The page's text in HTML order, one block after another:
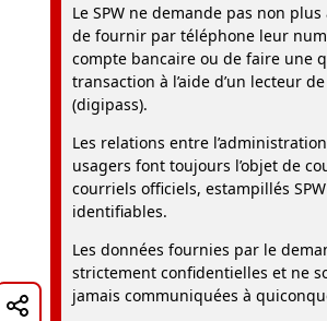
Le SPW ne demande pas non
de fournir par téléphone leur
compte bancaire ou de faire une
transaction à l’aide d’un lecteur
(digipass).
Les relations entre
usagers font toujours l’objet de
courriels officiels, estampillés
identifiables.
Les données fournies par le
strictement confidentielles et ne
jamais communiquées à